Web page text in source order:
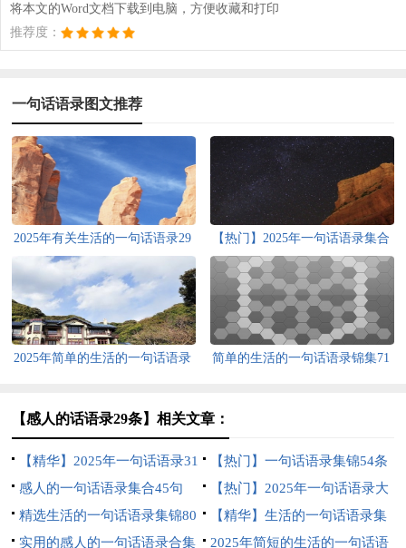
将本文的Word文档下载到电脑，方便收藏和打印
推荐度：
一句话语录图文推荐
2025年有关生活的一句话语录29
句
【热门】2025年一句话语录集合
38句
2025年简单的生活的一句话语录
简单的生活的一句话语录锦集71
【感人的话语录29条】相关文章：
【精华】2025年一句话语录31
条
【热门】一句话语录集锦54条
感人的一句话语录集合45句
【热门】2025年一句话语录大
集合62条
精选生活的一句话语录集锦80
条
【精华】生活的一句话语录集
合72条
实用的感人的一句话语录合集 2025年简短的生活的一句话语